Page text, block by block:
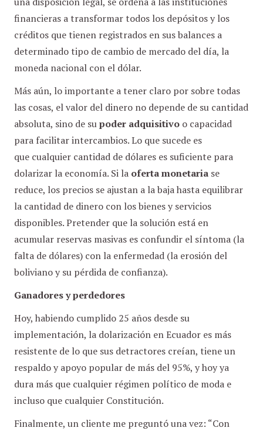
financieras a transformar todos los depósitos y los
créditos que tienen registrados en sus balances a
determinado tipo de cambio de mercado del día, la
moneda nacional con el dólar.
Más aún, lo importante a tener claro por sobre todas
las cosas, el valor del dinero no depende de su cantidad
absoluta, sino de supoder adquisitivo o capacidad
para facilitar intercambios. Lo que sucede es
que cualquier cantidad de dólares es suficiente para
dolarizar la economía. Si la oferta monetaria se
reduce, los precios se ajustan a la baja hasta equilibrar
la cantidad de dinero con los bienes y servicios
disponibles. Pretender que la solución está en
acumular reservas masivas es confundir el síntoma (la
falta de dólares) con la enfermedad (la erosión del
boliviano y su pérdida de confianza).
Ganadores y perdedores
Hoy, habiendo cumplido 25 años desde su
implementación, la dolarización en Ecuador es más
resistente de lo que sus detractores creían, tiene un
respaldo y apoyo popular de más del 95%, y hoy ya
dura más que cualquier régimen político de moda e
incluso que cualquier Constitución.
Finalmente, un cliente me preguntó una vez: “Con